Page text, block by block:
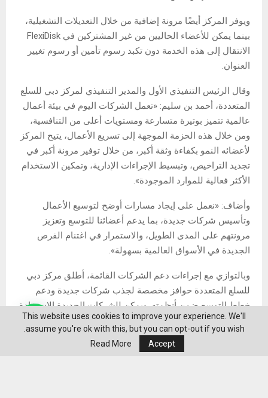
ويوفر المركز أيضًا مرونة إضافية من خلال التعديلات التشغيلية،
بينما يمكن للأعضاء الحاليين من غير المشتركين في FlexiDisk
الانتقال إلى هذه الخدمة دون تكبد رسوم تأمين أو رسوم تغيير
العنوان.
وقال الرئيس التنفيذي الأول والمدير التنفيذي لمركز دبي للسلع
المتعددة، أحمد بن سليم: «تعمل الشركات اليوم في بيئة أعمال
عالمية تتميز بوتيرة متسارعة ومستويات أعلى من التنافسية،
ومن خلال هذه الحزمة الموجهة إلى تسريع الأعمال، يتيح المركز
لأعضائه النمو بكفاءة وثقة أكبر، من خلال توفير مرونة أكبر في
تجديد التراخيص، وتبسيط الإجراءات الإدارية، وتمكين الاستخدام
الأكثر فعالية للموارد الموجودة».
وأضاف: «نعمل على إيجاد مسارات أوضح لتوسيع الأعمال
وتأسيس شركات جديدة، بما يدعم أعضائنا للتوسع وتعزيز
مرونتهم على المدى الطويل، والاستمرار في اغتنام الفرص
الجديدة في الأسواق العالمية بسهولة».
وبالتوازي مع إجراءات دعم الشركات القائمة، أطلق مركز دبي
للسلع المتعددة حوافز مخصصة لجذب شركات جديدة ودعم
خطط التوسع ضمن أنظمته. ويمكن للشركات الجديدة الاستفادة
من خصم 10% على باقات الترخيص السنوية، و20% على باقات
التأسيس متعددة السنوات، باستثناء بعض البرامج المحددة.
This website uses cookies to improve your experience. We'll
assume you're ok with this, but you can opt-out if you wish.
Accept
Read More